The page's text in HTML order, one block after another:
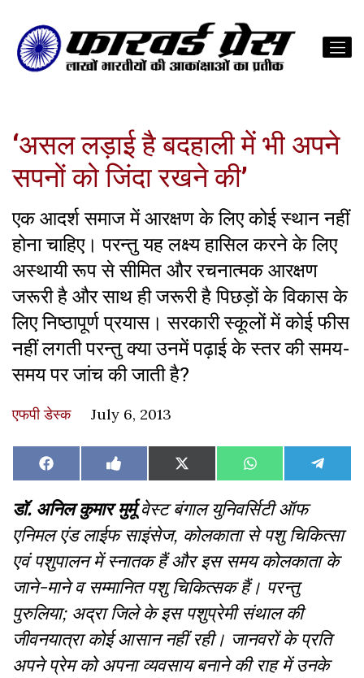
‘असल लड़ाई है बदहाली में भी अपने
सपनों को जिंदा रखने की’
एक आदर्श समाज में आरक्षण के लिए कोई स्थान नहीं
होना चाहिए। परन्तु यह लक्ष्य हासिल करने के लिए
अस्थायी रूप से सीमित और रचनात्मक आरक्षण
जरूरी है और साथ ही जरूरी है पिछड़ों के विकास के
लिए निष्ठापूर्ण प्रयास। सरकारी स्कूलों में कोई फीस
नहीं लगती परन्तु क्या उनमें पढ़ाई के स्तर की समय-
समय पर जांच की जाती है?
एफपी डेस्‍क July 6, 2013
Share
on
Facebook Share
on
Like
on
Facebook
Share
on
X
(Twitter)
Share
on
WhatsAppShare
on
डॉ. अनिल कुमार मुर्मूवेस्ट बंगाल युनिवर्सिटी ऑफ
एनिमल एंड लाईफ साइंसेज, कोलकाता से पशु चिकित्सा
एवं पशुपालन में स्नातक हैं और इस समय कोलकाता के
जाने-माने व सम्मानित पशु चिकित्सक हैं। परन्तु
पुरुलिया; अद्रा जिले के इस पशुप्रेमी संथाल की
जीवनयात्रा कोई आसान नहीं रही। जानवरों के प्रति
अपने प्रेम को अपना व्यवसाय बनाने की राह में उनके